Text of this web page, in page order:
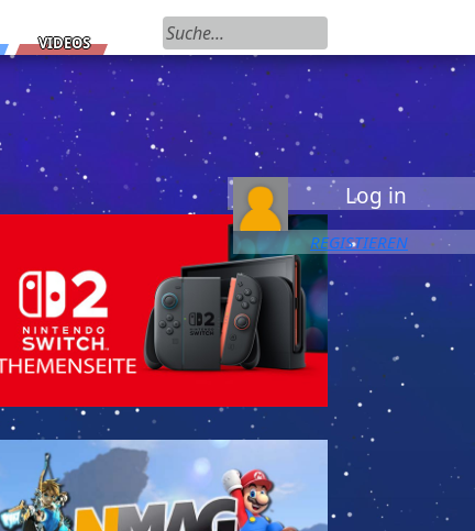
VIDEOS
Suchen nach:
Log in
REGISTIEREN